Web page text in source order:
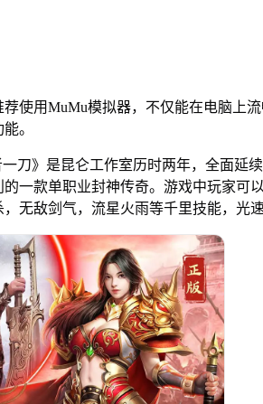
用MuMu模拟器，不仅能在电脑上流
。
》是昆仑工作室历时两年，全面延
一款单职业封神传奇。游戏中玩家可
无敌剑气，流星火雨等千里技能，光速